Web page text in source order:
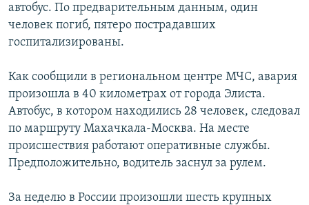
поискуСЕВЕР.РЕАЛИИ
СИБИРЬ.РЕАЛИИ
РАСПИСАНИЕ ВЕЩАНИЯ
ПОДПИШИТЕСЬ НА РАССЫЛКУ
СОЦИАЛЬНЫЕ СЕТИ
автобус. По предварительным данным, один
человек погиб, пятеро пострадавших
госпитализированы.
Как сообщили в региональном центре МЧС, авария
произошла в 40 километрах от города Элиста.
Автобус, в котором находились 28 человек, следовал
по маршруту Махачкала-Москва. На месте
происшествия работают оперативные службы.
Предположительно, водитель заснул за рулем.
За неделю в России произошли шесть крупных